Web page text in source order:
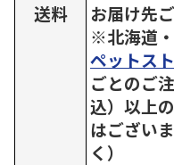
送料
お届け先
※北海道・
ペットス
ごとのご
込）以上
はござい
く）